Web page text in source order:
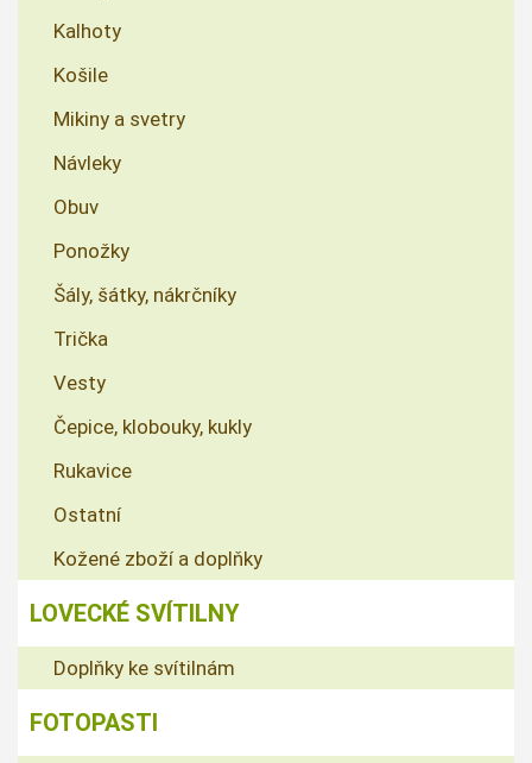
Kalhoty
Košile
Mikiny a svetry
Návleky
Obuv
Ponožky
Šály, šátky, nákrčníky
Trička
Vesty
Čepice, klobouky, kukly
Rukavice
Ostatní
Kožené zboží a doplňky
LOVECKÉ SVÍTILNY
Doplňky ke svítilnám
FOTOPASTI